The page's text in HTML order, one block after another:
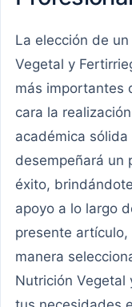
La elección de
Vegetal y
más importantes
cara la
académica
desempeñará un
éxito,
apoyo a lo largo
presente
manera
Nutrición Vegetal